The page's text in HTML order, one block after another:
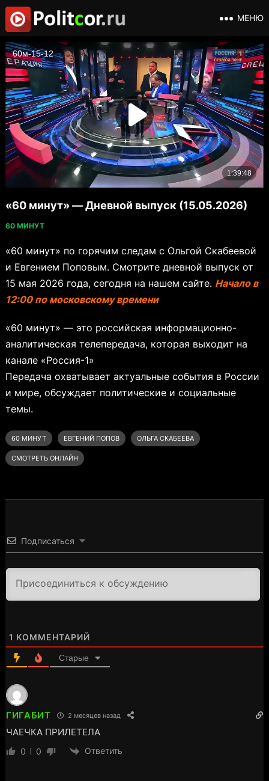
МЕНЮ
«60 минут» — Дневной выпуск (15.05.2026)
60 МИНУТ
«60 минут» по горячим следам с Ольгой Скабеевой
и Евгением Поповым. Смотрите дневной выпуск от
15 мая 2026 года, сегодня на нашем сайте. Начало в
12:00 по московскому времени
«60 минут» — это российская информационно-
аналитическая телепередача, которая выходит на
канале «Россия-1»
Передача охватывает актуальные события в России
и мире, обсуждает политические и социальные
темы.
60 МИНУТ ЕВГЕНИЙ ПОПОВ ОЛЬГА СКАБЕЕВА
СМОТРЕТЬ ОНЛАЙН
Подписаться
1 КОММЕНТАРИЙ
Старые
ГИГАБИТ 2 месяцев назад
ЧАЕЧКА ПРИЛЕТЕЛА
0 0 Ответить